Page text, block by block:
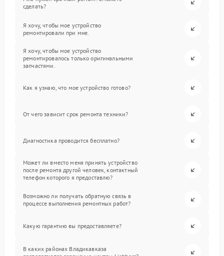
сделать?
Я хочу, чтобы мое устройство
ремонтировали при мне.
Я хочу, чтобы мое устройство
ремонтировалось только оригинальными
запчастями.
Как я узнаю, что мое устройство готово?
От чего зависит срок ремонта техники?
Диагностика проводится бесплатно?
Может ли вместо меня принять устройство
после ремонта другой человек, контактный
телефон которого я предоставлю?
Возможно ли получать обратную связь в
процессе выполнения ремонтных работ?
Какую гарантию вы предоставляете?
В каких районах Владикавказа